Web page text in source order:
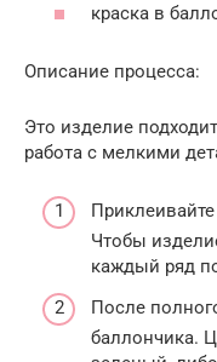
краска в
Описание процесса:
Это изделие
работа с мелкими
Чтобы
каждый ряд
После
баллончика.